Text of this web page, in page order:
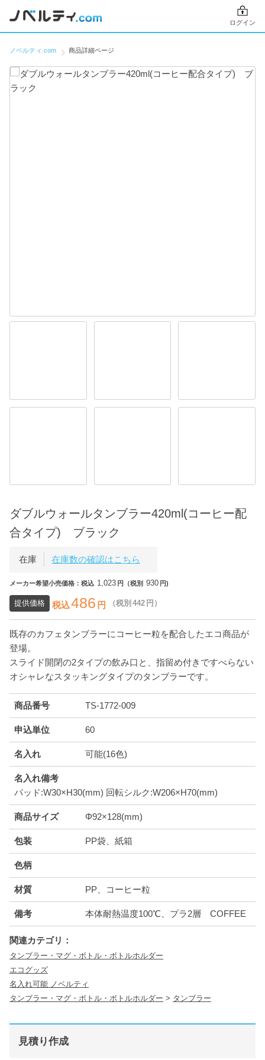
ログイン
ノベルティ.com 商品詳細ページ
ダブルウォールタンブラー420ml(コーヒー配
合タイプ) ブラック
在庫 在庫数の確認はこちら
メーカー希望小売価格：税込 1,023 円（税別 930 円)
提供価格 税込486 円 （税別 442 円）
既存のカフェタンブラーにコーヒー粒を配合したエコ商品が
登場。
スライド開閉の2タイプの飲み口と、指留め付きですべらない
オシャレなスタッキングタイプのタンブラーです。
商品番号 TS-1772-009
申込単位 60
名入れ 可能(16色)
名入れ備考
パッド:W30×H30(mm) 回転シルク:W206×H70(mm)
商品サイズ Φ92×128(mm)
包装 PP袋、紙箱
色柄
材質 PP、コーヒー粒
備考 本体耐熱温度100℃、プラ2層 COFFEE
関連カテゴリ：
タンブラー・マグ・ボトル・ボトルホルダー
エコグッズ
名入れ可能 ノベルティ
タンブラー・マグ・ボトル・ボトルホルダー > タンブラー
見積り作成